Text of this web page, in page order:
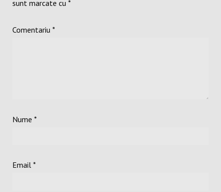
sunt marcate cu *
Comentariu *
Nume *
Email *